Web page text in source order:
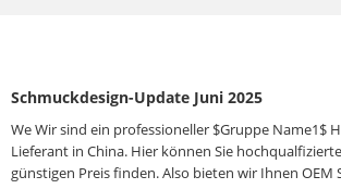
Schmuckdesign-Update Juni 2025
We Wir sind ein professioneller $Gruppe Name1$
Lieferant in China. Hier können Sie
günstigen Preis finden. Also bieten wir Ihnen OEM